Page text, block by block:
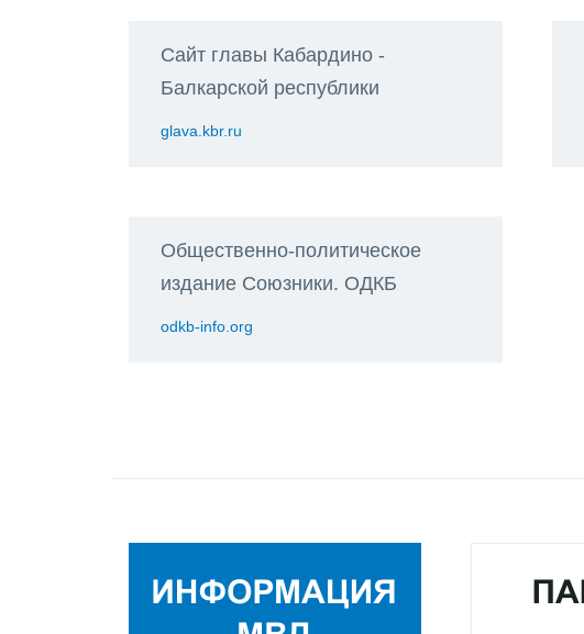
Сайт главы Кабардино -
Балкарской республики
glava.kbr.ru
Общественно-политическое
издание Союзники. ОДКБ
odkb-info.org